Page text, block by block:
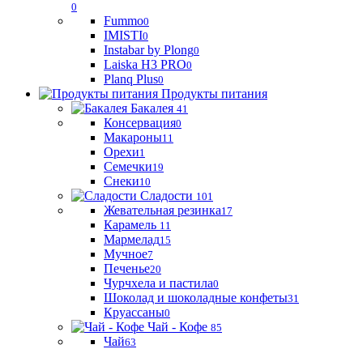
0
Fummo0
IMISTI0
Instabar by Plong0
Laiska H3 PRO0
Planq Plus0
Продукты питания
Бакалея 41
Консервация0
Макароны11
Орехи1
Семечки19
Снеки10
Сладости 101
Жевательная резинка17
Карамель 11
Мармелад15
Мучное7
Печенье20
Чурчхела и пастила0
Шоколад и шоколадные конфеты31
Круассаны0
Чай - Кофе 85
Чай63